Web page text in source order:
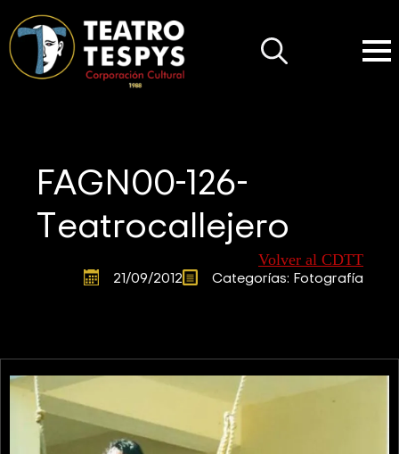
FAGN00-126-
Teatrocallejero
Volver al CDTT
21/09/2012 Categorías: Fotografía